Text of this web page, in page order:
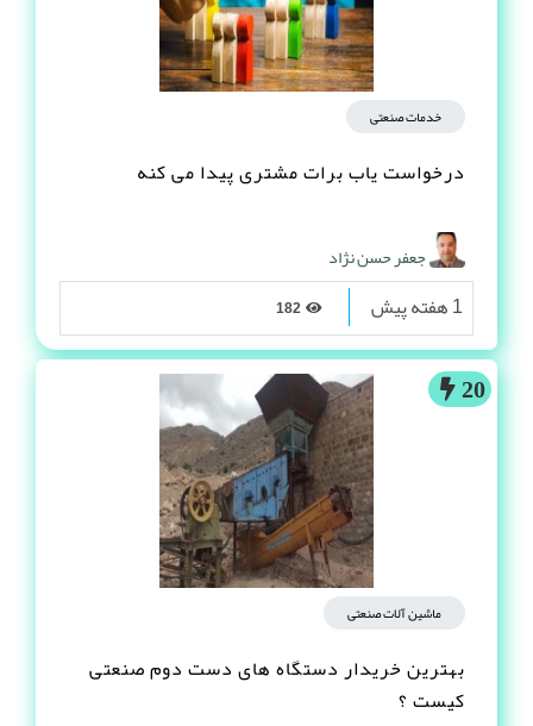
خدمات صنعتی
درخواست یاب برات مشتری پیدا می کنه
جعفر حسن نژاد
1 هفته پیش
20
ماشین آلات صنعتی
بهترین خریدار دستگاه های دست دوم صنعتی
کیست ؟